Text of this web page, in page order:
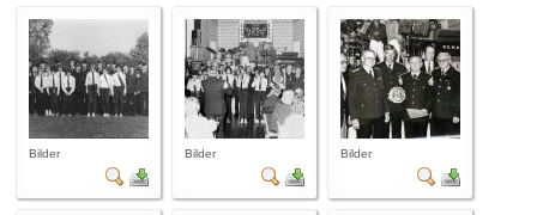
Bilder Bilder Bilder